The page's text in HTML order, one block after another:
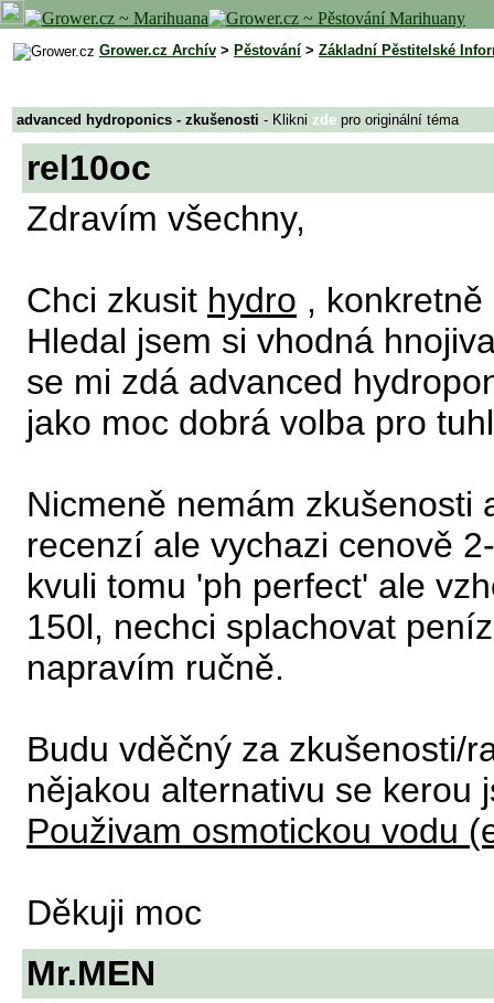
Grower.cz Archív > Pěstování > Základní Pěstitelské
advanced hydroponics - zkušenosti - Klikni zde pro originální téma
rel10oc
Zdravím všechny,
Chci zkusit hydro ,
Hledal jsem si vhodná
se mi zdá advanced
jako moc dobrá volba pro
Nicmeně nemám zkušenosti
recenzí ale vychazi cenově
kvuli tomu 'ph perfect' ale
150l, nechci splachovat
napravím ručně.
Budu vděčný za zkušenosti/
nějakou alternativu se kerou
Použivam osmotickou vodu
Děkuji moc
Mr.MEN